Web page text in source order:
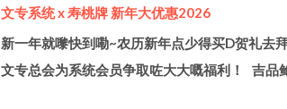
文专系统 x 寿桃牌 新年大优惠2026
新一年就嚟快到嘞~农历新年点少得买D贺礼去
文专总会为系统会员争取咗大大嘅福利！ 吉品